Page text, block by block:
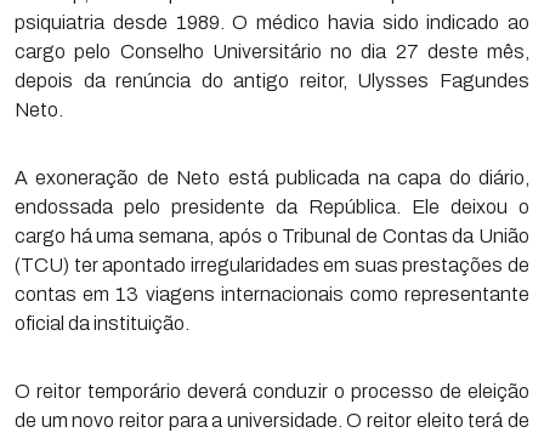
psiquiatria desde 1989. O médico havia sido indicado ao
cargo pelo Conselho Universitário no dia 27 deste mês,
depois da renúncia do antigo reitor, Ulysses Fagundes
Neto.
A exoneração de Neto está publicada na capa do diário,
endossada pelo presidente da República. Ele deixou o
cargo há uma semana, após o Tribunal de Contas da União
(TCU) ter apontado irregularidades em suas prestações de
contas em 13 viagens internacionais como representante
oficial da instituição.
O reitor temporário deverá conduzir o processo de eleição
de um novo reitor para a universidade. O reitor eleito terá de